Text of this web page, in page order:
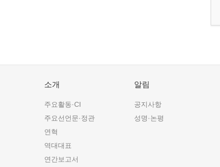
소개
주요활동·CI
주요선언문·정관
연혁
역대대표
연간보고서
알림
공지사항
성명·논평